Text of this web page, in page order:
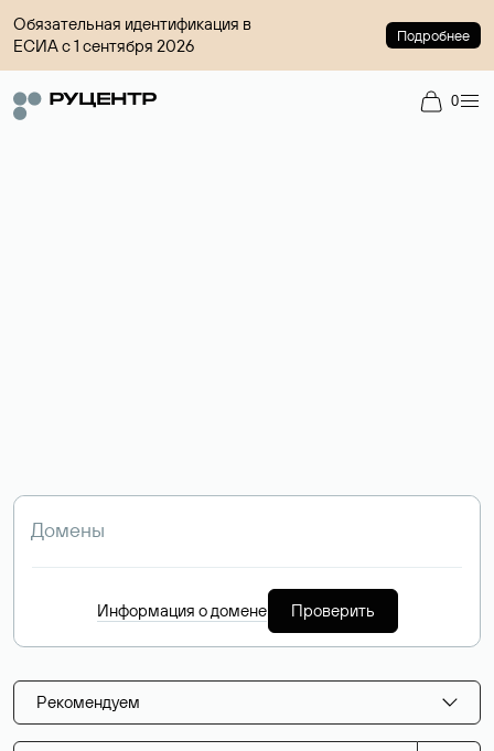
Обязательная идентификация в
ЕСИА с 1 сентября 2026
Подробнее
0
Информация о домене Проверить
Рекомендуем